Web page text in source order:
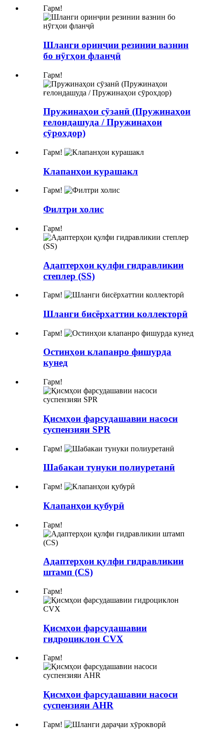
Гарм!
Шланги оринҷии резинии вазнин
бо нӯгҳои фланҷӣ​
Гарм!
Пружинаҳои сӯзанӣ (Пружинаҳои
ғелондашуда / Пружинаҳои
сӯрохдор)​​
Гарм!
Клапанҳои курашакл
Гарм!
Филтри холис
Гарм!
Адаптерҳои қулфи гидравликии
степлер (SS)
Гарм!
Шланги бисёрхаттии коллекторӣ
Гарм!
Остинҳои клапанро фишурда
кунед
Гарм!
Қисмҳои фарсудашавии насоси
суспензияи SPR
Гарм!
Шабакаи тунуки полиуретанӣ
Гарм!
Клапанҳои қубурӣ
Гарм!
Адаптерҳои қулфи гидравликии
штамп (CS)
Гарм!
Қисмҳои фарсудашавии
гидроциклон CVX
Гарм!
Қисмҳои фарсудашавии насоси
суспензияи AHR
Гарм!